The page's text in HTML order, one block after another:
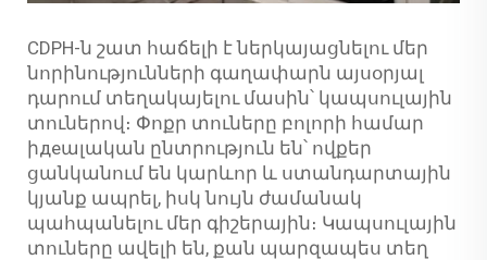
CDPH-ն շատ հաճելի է ներկայացնելու մեր
նորինությունների գաղափարն այսօրյալ
դարում տեղակայելու մասին՝ կապսուլային
տուներով։ Փոքր տուները բոլորի համար
իдеալական ընտրություն են՝ ովքեր
ցանկանում են կարևոր և ստանդարտային
կյանք ապրել, իսկ նույն ժամանակ
պահպանելու մեր գիշերային։ Կապսուլային
տուները ավելի են, քան պարզապես տեղ